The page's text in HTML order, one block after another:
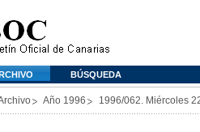
BÚSQUEDA
Año 1996 1996/062. Miércoles